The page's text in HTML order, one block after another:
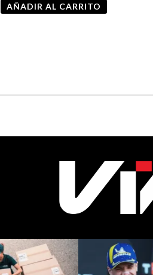
AÑADIR AL CARRITO